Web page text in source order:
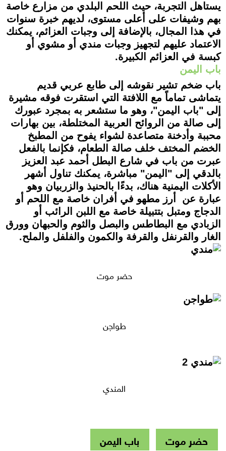
يستاهل التجربة، حيث اللحم البلدي من مزارع خاصة
بهم وشيفات على أعلى مستوى، لديهم خبرة سنوات
في هذا المجال، بالإضافة إلى وجبات العزائم، يمكنك
الاعتماد عليهم لتجهيز وجبات مندي أو مشوي أو
كبسة في العزائم الكبيرة.
باب اليمن
باب ضخم تشير نقوشه إلى طابع عربي قديم
يتماشى تماماً مع اللافتة التي استقرت فوقه مشيرة
إلى "باب اليمن"، وهو ما ستشعر به بمجرد عبورك
إلى صالة من الروائح العربية المختلطة، بين بهارات
محببة وأدخنة متصاعدة لشواء يفوح من المطبخ
الخضم المختف خلف صالة الطعام، فكإنما بالفعل
عبرت من باب في شارع البطل أحمد عبد العزيز
بالدقي إلى "اليمن" مباشرة، يمكنك تناول أشهر
الأكلات اليمنية هناك، بدءًا بالحنيذ والزربيان وهو
عبارة عن أرز مطهو في أفران خاصة مع اللحم أو
الدجاج ومتبل بتتبيلة خاصة مع اللبن الرائب أو
الزبادي مع البطاطس والبصل والثوم والحبهان وورق
الغار والقرنفل والقرفة والكمون والفلفل والملح.
حضر موت
طواجن
المندي
حضر موت
باب اليمن